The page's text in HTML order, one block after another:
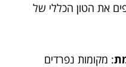
את הטון הכללי של
: מקומות נפרדים